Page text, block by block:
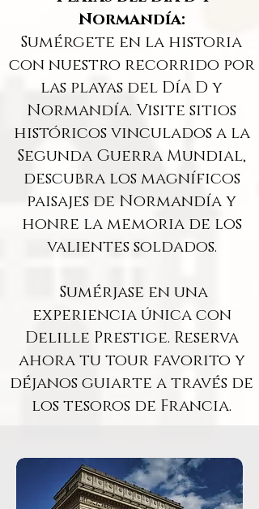
Normandía:
Sumérgete en la historia
con nuestro recorrido por
las playas del Día D y
Normandía. Visite sitios
históricos vinculados a la
Segunda Guerra Mundial,
descubra los magníficos
paisajes de Normandía y
honre la memoria de los
valientes soldados.
Sumérjase en una
experiencia única con
Delille Prestige. Reserva
ahora tu tour favorito y
déjanos guiarte a través de
los tesoros de Francia.